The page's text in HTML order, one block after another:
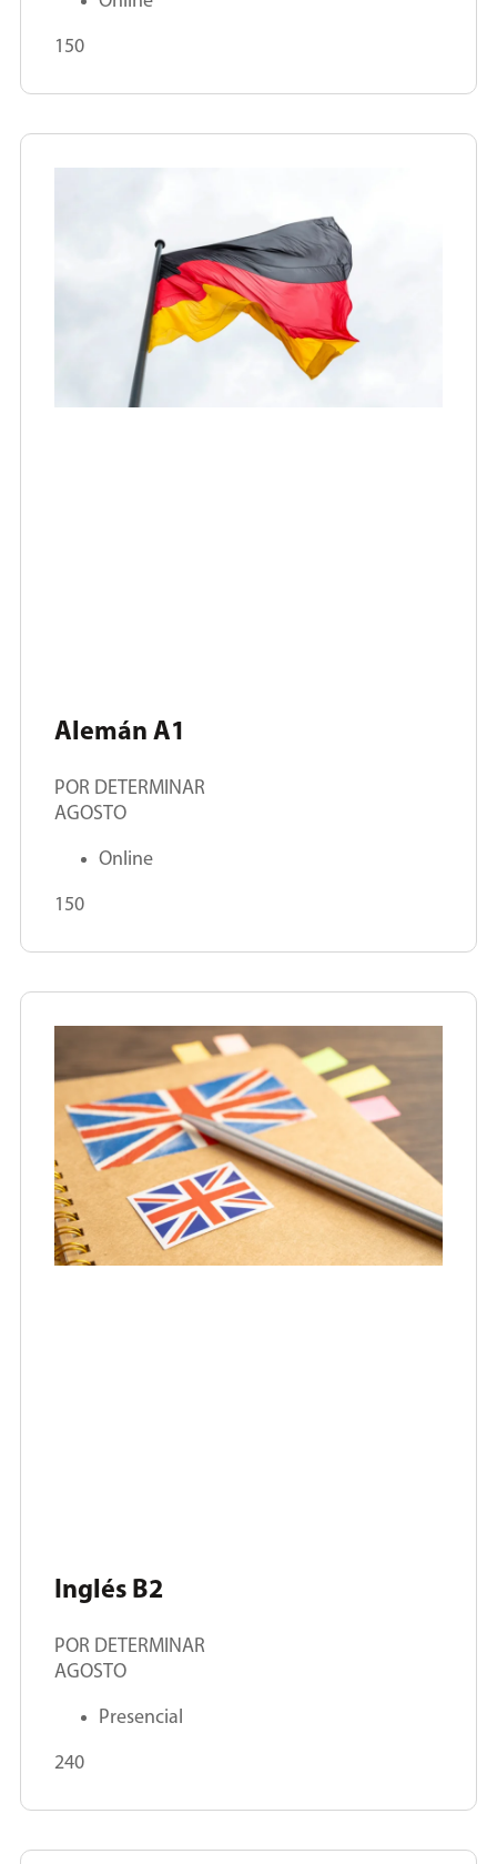
150
Alemán A1
POR DETERMINAR
AGOSTO
Online
150
Inglés B2
POR DETERMINAR
AGOSTO
Presencial
240